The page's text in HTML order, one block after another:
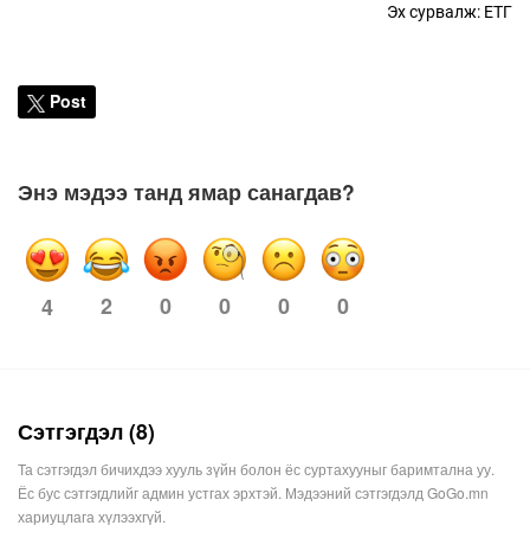
Эх сурвалж: ЕТГ
Post
Энэ мэдээ танд ямар санагдав?
4 2 0 0 0 0
Сэтгэгдэл (8)
Та сэтгэгдэл бичихдээ хууль зүйн болон ёс суртахууныг баримтална уу.
Ёс бус сэтгэгдлийг админ устгах эрхтэй. Мэдээний сэтгэгдэлд GoGo.mn
хариуцлага хүлээхгүй.